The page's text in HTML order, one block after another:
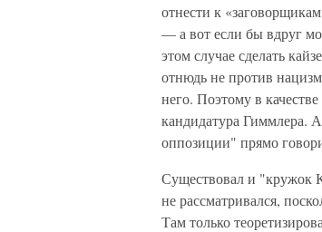
отнести к
— а вот если бы вдруг
этом случае сделать
отнюдь не против
него. Поэтому в
кандидатура Гиммлера.
оппозиции" прямо
Существовал и "кружок
не рассматривался,
Там только